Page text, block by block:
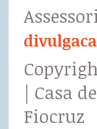
| Casa
Fiocruz